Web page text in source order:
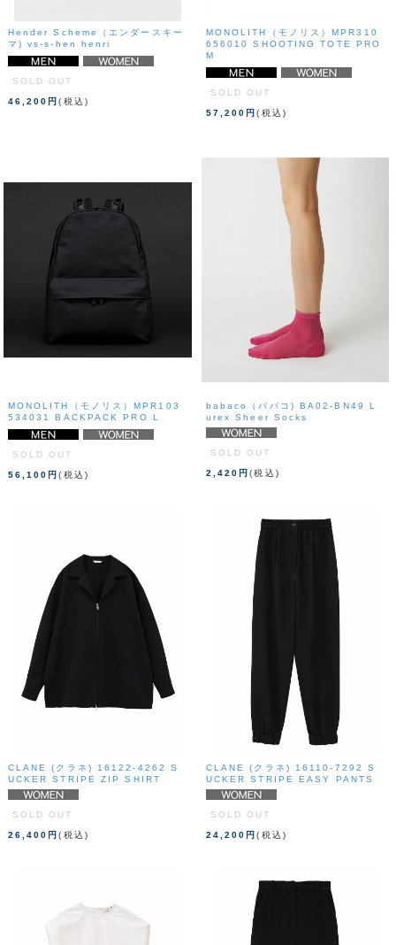
Hender Scheme（エンダースキー
マ) vs-s-hen henri
SOLD OUT
46,200円(税込)
MONOLITH（モノリス）MPR310
656010 SHOOTING TOTE PRO
M
SOLD OUT
57,200円(税込)
MONOLITH（モノリス）MPR103
534031 BACKPACK PRO L
SOLD OUT
56,100円(税込)
babaco（ババコ) BA02-BN49 L
urex Sheer Socks
SOLD OUT
2,420円(税込)
CLANE (クラネ) 16122-4262 S
UCKER STRIPE ZIP SHIRT
SOLD OUT
26,400円(税込)
CLANE (クラネ) 16110-7292 S
UCKER STRIPE EASY PANTS
SOLD OUT
24,200円(税込)